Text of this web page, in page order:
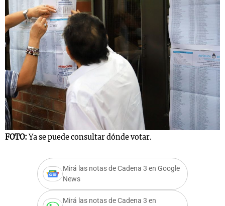
FOTO:Ya se puede consultar dónde votar.
Mirá las notas de Cadena 3 en Google
News
Mirá las notas de Cadena 3 en
Notas
Mundial 2026
Notas
La Sole en
Cadena 3